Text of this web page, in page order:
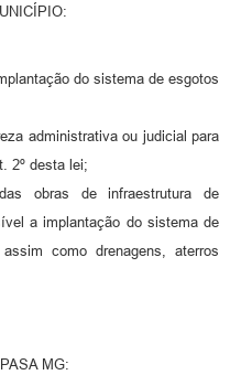
do sistema de esgotos
administrativa ou judicial para
2º desta lei;
obras de infraestrutura de
a implantação do sistema de
como drenagens, aterros
MG: